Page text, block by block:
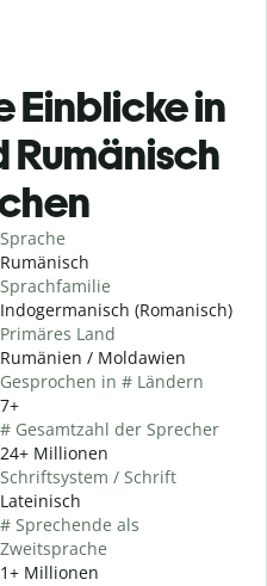
Einblicke in
Rumänisch
Sprache
Rumänisch
Sprachfamilie
Indogermanisch (Romanisch)
Primäres Land
Rumänien / Moldawien
Gesprochen in # Ländern
7+
# Gesamtzahl der Sprecher
24+ Millionen
Schriftsystem / Schrift
Lateinisch
# Sprechende als
Zweitsprache
1+ Millionen